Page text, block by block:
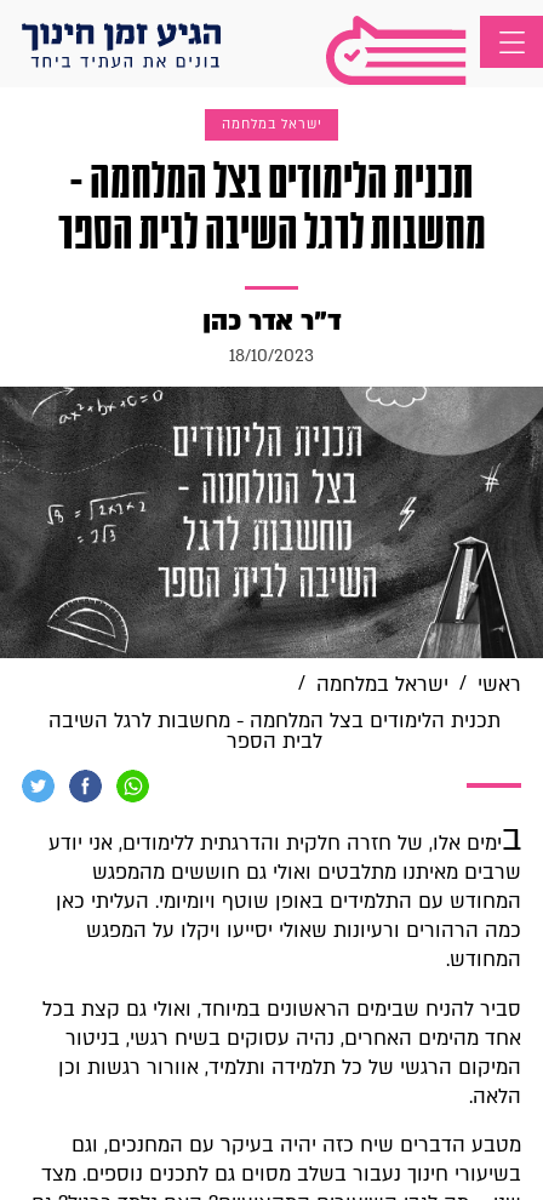
ישראל במלחמה
תכנית הלימודים בצל המלחמה -
מחשבות לרגל השיבה לבית הספר
ד"ר אדר כהן
18/10/2023
ראשי / ישראל במלחמה /
תכנית הלימודים בצל המלחמה - מחשבות לרגל השיבה
לבית הספר
בימים אלו, של חזרה חלקית והדרגתית ללימודים, אני יודע
שרבים מאיתנו מתלבטים ואולי גם חוששים מהמפגש
המחודש עם התלמידים באופן שוטף ויומיומי. העליתי כאן
כמה הרהורים ורעיונות שאולי יסייעו ויקלו על המפגש
המחודש.
סביר להניח שבימים הראשונים במיוחד, ואולי גם קצת בכל
אחד מהימים האחרים, נהיה עסוקים בשיח רגשי, בניטור
המיקום הרגשי של כל תלמידה ותלמיד, אוורור רגשות וכן
הלאה.
מטבע הדברים שיח כזה יהיה בעיקר עם המחנכים, וגם
בשיעורי חינוך נעבור בשלב מסוים גם לתכנים נוספים. מצד